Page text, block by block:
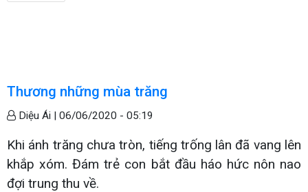
Thương những mùa trăng
Diệu Ái | 06/06/2020 - 05:19
Khi ánh trăng chưa tròn, tiếng trống lân đã vang lên
khắp xóm. Đám trẻ con bắt đầu háo hức nôn nao
đợi trung thu về.